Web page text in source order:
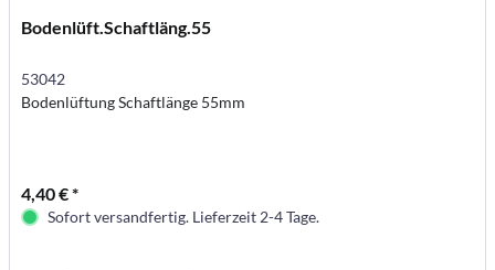
Bodenlüft.Schaftläng.55
53042
Bodenlüftung Schaftlänge 55mm
4,40 € *
Sofort versandfertig. Lieferzeit 2-4 Tage.